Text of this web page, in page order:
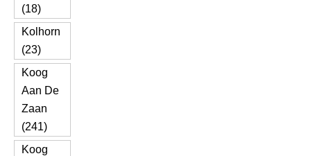
(18)
Kolhorn
(23)
Koog
Aan De
Zaan
(241)
Koog